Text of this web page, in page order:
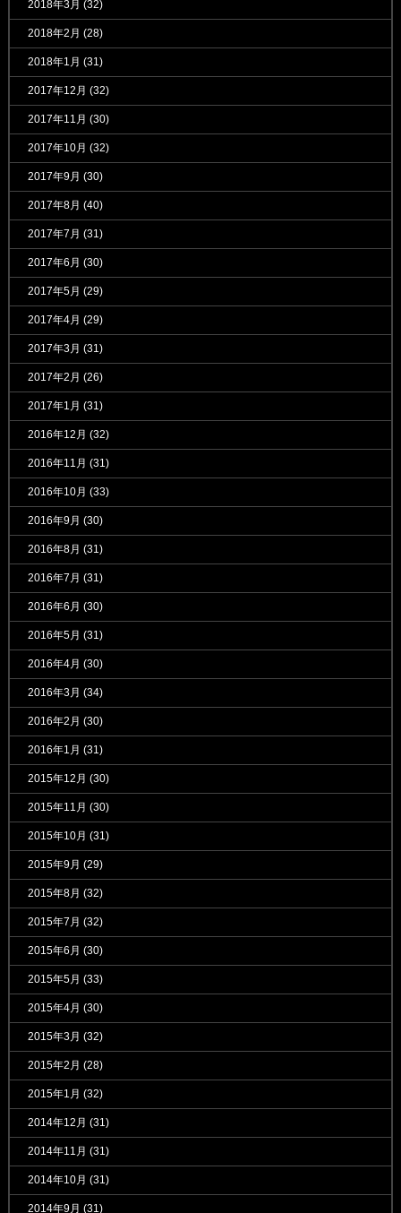
2018年3月 (32)
2018年2月 (28)
2018年1月 (31)
2017年12月 (32)
2017年11月 (30)
2017年10月 (32)
2017年9月 (30)
2017年8月 (40)
2017年7月 (31)
2017年6月 (30)
2017年5月 (29)
2017年4月 (29)
2017年3月 (31)
2017年2月 (26)
2017年1月 (31)
2016年12月 (32)
2016年11月 (31)
2016年10月 (33)
2016年9月 (30)
2016年8月 (31)
2016年7月 (31)
2016年6月 (30)
2016年5月 (31)
2016年4月 (30)
2016年3月 (34)
2016年2月 (30)
2016年1月 (31)
2015年12月 (30)
2015年11月 (30)
2015年10月 (31)
2015年9月 (29)
2015年8月 (32)
2015年7月 (32)
2015年6月 (30)
2015年5月 (33)
2015年4月 (30)
2015年3月 (32)
2015年2月 (28)
2015年1月 (32)
2014年12月 (31)
2014年11月 (31)
2014年10月 (31)
2014年9月 (31)